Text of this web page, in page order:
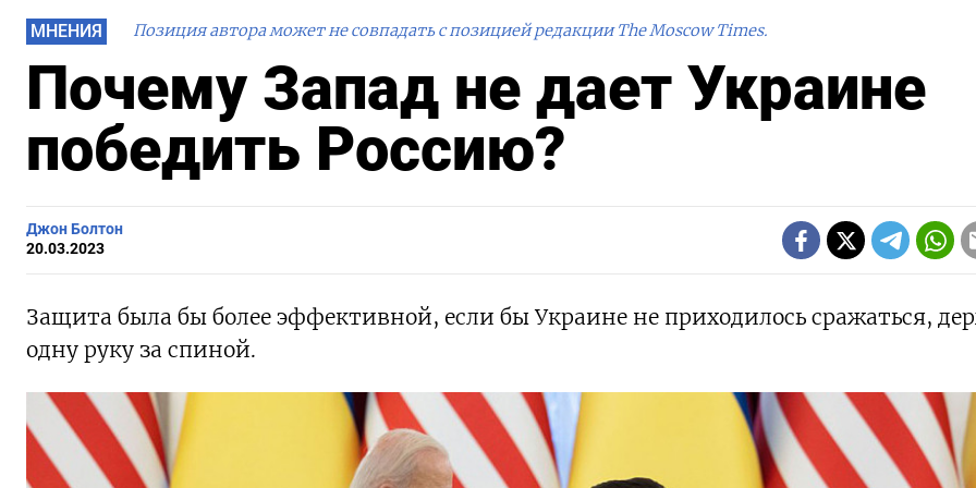
МНЕНИЯ Позиция автора может не совпадать с позицией редакции The Moscow Times.
Почему Запад не дает Украине
победить Россию?
Джон Болтон
20.03.2023
Защита была бы более эффективной, если бы Украине не приходилось сражаться,
одну руку за спиной.